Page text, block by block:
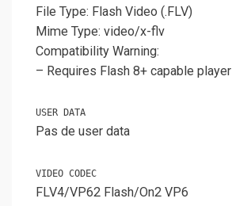
File Type: Flash Video (.FLV)
Mime Type: video/x-flv
Compatibility Warning:
– Requires Flash 8+ capable player
USER DATA
Pas de user data
VIDEO CODEC
FLV4/VP62 Flash/On2 VP6